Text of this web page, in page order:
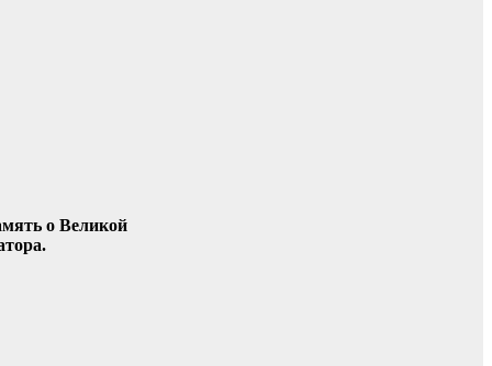
о Великой